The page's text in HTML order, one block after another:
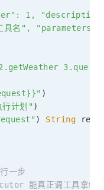
1,
名",
)
行计划" )
) String
一步
能真正调工具拿结